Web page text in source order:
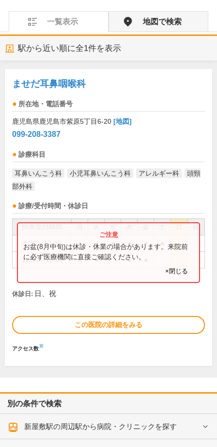
一覧表示 地図で検索
駅から近い順に全1件を表示
ませだ耳鼻咽喉科
所在地・電話番号
鹿児島県鹿児島市紫原5丁目6-20 [地図]
099-208-3387
診療科目
耳鼻いんこう科 小児耳鼻いんこう科 アレルギー科
頭頸
部外科
診療/受付時間・休診日
祝
8:30～12:30 ● ● ● ● ●
14:30～18:00 ● ● ●
お盆(8月中旬)は休診・休業の場合があります。来院前
に必ず医療機関に直接ご確認ください。
×閉じる
休診日: 日、祝
この医院の詳細をみる
アクセス数※
別の条件で検索
新屋敷駅の周辺駅から病院・クリニックを探す